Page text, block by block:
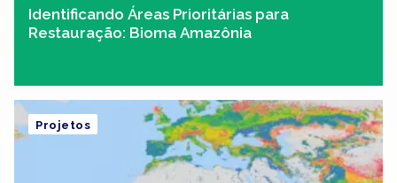
Identificando Áreas Prioritárias para
Restauração: Bioma Amazônia
Projetos